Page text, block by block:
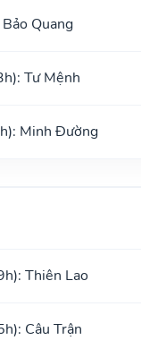
Quang
Tư Mệnh
Minh Đường
Thiên Lao
Câu Trận